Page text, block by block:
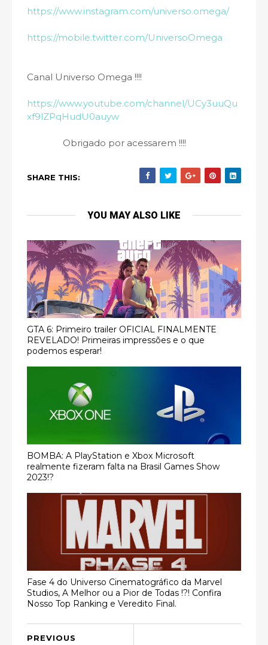
https://www.instagram.com/universo.omega/
https://mobile.twitter.com/UniversoOmega
Canal Universo Omega !!!!
https://www.youtube.com/channel/UCy3uuQu
xf9lZPqHudU0auyw
Obrigado por acessarem !!!!
SHARE THIS:
YOU MAY ALSO LIKE
GTA 6: Primeiro trailer OFICIAL FINALMENTE
REVELADO! Primeiras impressões e o que
podemos esperar!
BOMBA: A PlayStation e Xbox Microsoft
realmente fizeram falta na Brasil Games Show
2023!?
Fase 4 do Universo Cinematográfico da Marvel
Studios, A Melhor ou a Pior de Todas !?! Confira
Nosso Top Ranking e Veredito Final.
PREVIOUS